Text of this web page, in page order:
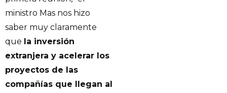
ministro Mas nos hizo
saber muy claramente
que la inversión
extranjera y acelerar los
proyectos de las
compañías que llegan al